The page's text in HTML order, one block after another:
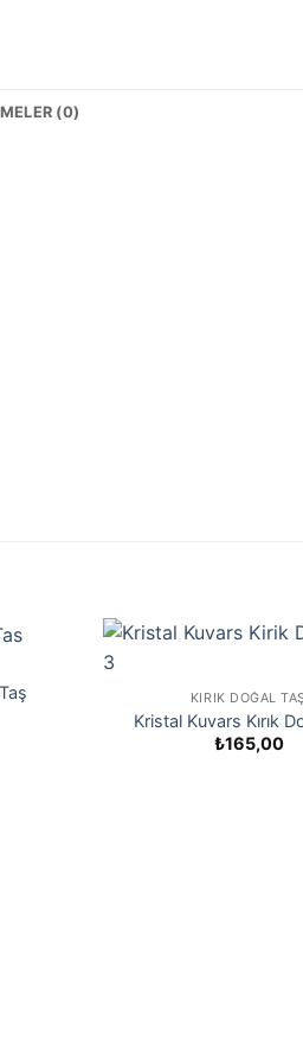
(0)
KIRIK DOĞAL
Kristal Kuvars Kırık
₺165,00